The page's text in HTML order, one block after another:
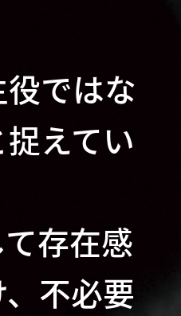
ではな
えてい
存在感
不必要